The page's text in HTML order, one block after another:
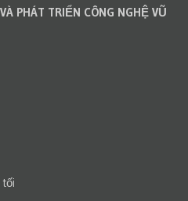
PHÁT TRIỂN CÔNG NGHỆ VŨ